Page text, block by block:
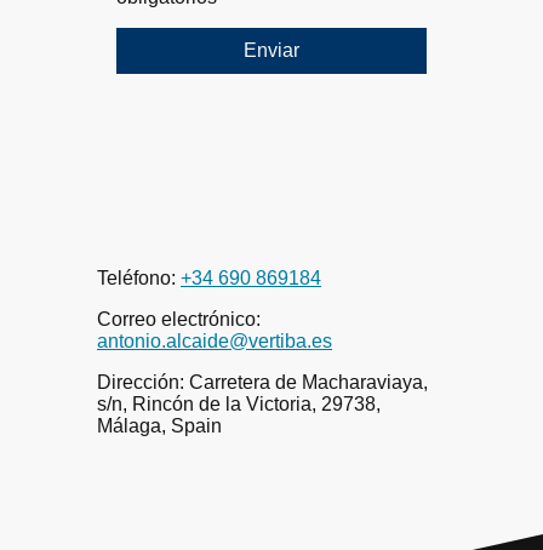
Enviar
Teléfono: +34 690 869184
Correo electrónico:
antonio.alcaide@vertiba.es
Dirección: Carretera de Macharaviaya,
s/n, Rincón de la Victoria, 29738,
Málaga, Spain